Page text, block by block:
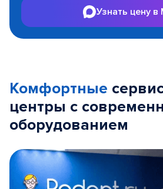
Узнать цену в
Комфортные
центры с
оборудованием